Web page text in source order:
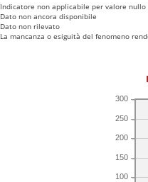
Indicatore non applicabile per valore
Dato non ancora disponibile
Dato non rilevato
La mancanza o esiguità del fenomeno
100
150
200
250
300